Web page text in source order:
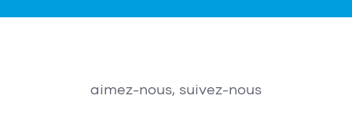
aimez-nous, suivez-nous